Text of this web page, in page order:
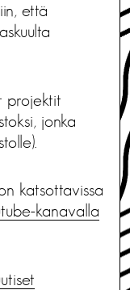
että
projektit
jonka
katsottavissa
kanavalla